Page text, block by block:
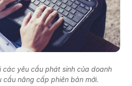
yêu cầu phát sinh của doanh
cầu nâng cấp phiên bản mới.